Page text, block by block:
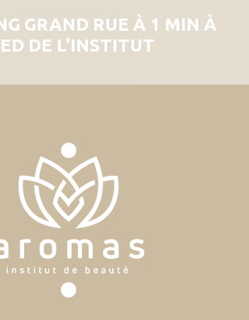
GRAND RUE À 1 MIN À
DE L’INSTITUT